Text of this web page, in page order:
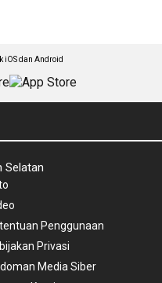
iOS dan Android
Selatan
Penggunaan
Privasi
Media Siber